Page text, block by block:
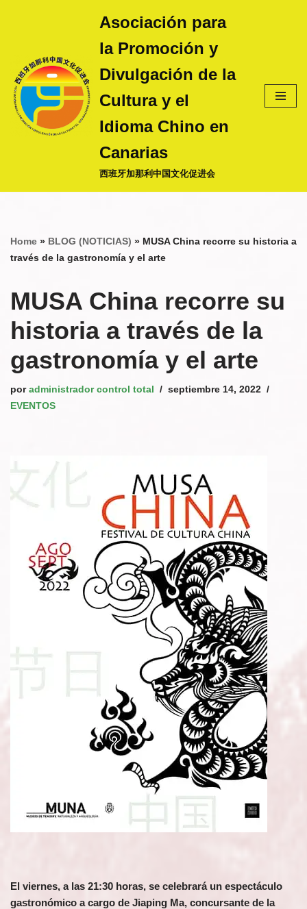
contenido
Asociación para
la Promoción y
Divulgación de la
Cultura y el
Idioma Chino en
Canarias
西班牙加那利中国文化促进会
Home » BLOG (NOTICIAS) » MUSA China recorre su historia a
través de la gastronomía y el arte
MUSA China recorre su
historia a través de la
gastronomía y el arte
por administrador control total
septiembre 14, 2022
EVENTOS
El viernes, a las 21:30 horas, se celebrará un espectáculo
gastronómico a cargo de Jiaping Ma, concursante de la